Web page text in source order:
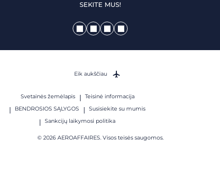
SEKITE MUS!
Svetainės žemėlapis
Teisinė informacija
BENDROSIOS SĄLYGOS
Susisiekite su mumis
Sankcijų laikymosi politika
© 2026 AEROAFFAIRES. Visos teisės saugomos.
Eik aukščiau